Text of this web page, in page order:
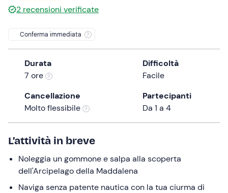
the
mark
key
keyboard
shortcuts
for
dates.
2 recensioni verificate
Conferma immediata
Durata
7 ore
Difficoltà
Facile
Cancellazione
Molto flessibile
Partecipanti
Da 1 a 4
L’attività in breve
Noleggia un gommone e salpa alla scoperta
dell'Arcipelago della Maddalena
Naviga senza patente nautica con la tua ciurma di